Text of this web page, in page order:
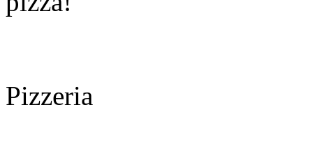
Pizzeria